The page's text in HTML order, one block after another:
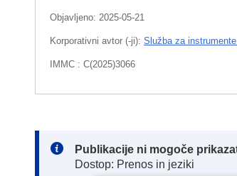
Objavljeno: 2025-05-21
Korporativni avtor (-ji): Služba za
IMMC : C(2025)3066
Note:
Publikacije ni mogoče
Dostop: Prenos in jeziki